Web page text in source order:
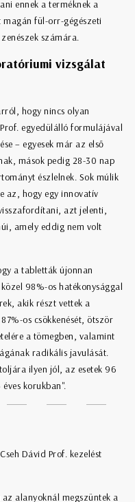
ennek a terméknek a
fül-orr-gégészeti
számára.
vizsgálat
hogy nincs olyan
egyedülálló formulájával
– egyesek már az első
mások pedig 28-30 nap
észlelnek. Sok múlik
az, hogy egy innovatív
azt jelenti,
amely eddig nem volt
a tabletták újonnan
98%-os hatékonysággal
akik részt vettek a
os csökkenését, ötször
a tömegben, valamint
radikális javulását.
ilyen jól, az esetek 96
korukban".
Dávid Prof. kezelést
alanyoknál megszüntek a